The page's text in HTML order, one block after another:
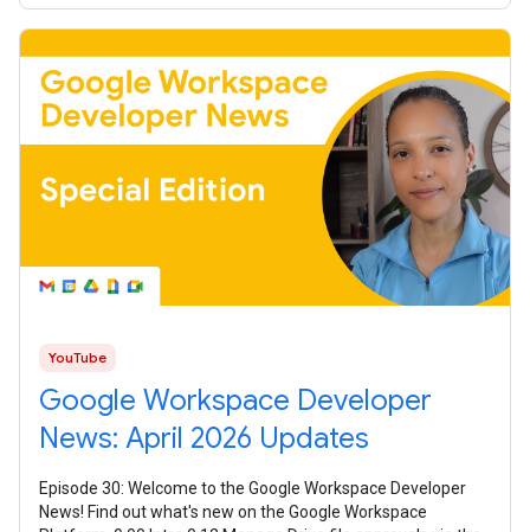
YouTube
Google Workspace Developer
News: April 2026 Updates
Episode 30: Welcome to the Google Workspace Developer
News! Find out what's new on the Google Workspace